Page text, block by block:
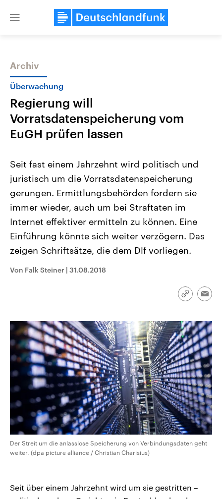
Close
Themen
Aktuelle Beiträge, Analysen und
Wirtschaftlich und militärisch
gehören die Vereinigten Staaten zu
den mächtigsten Ländern der Erde,
mit großem Einfluss auf das
Aktuelle Lage und
Der Überfall der
Terrororganisation Hamas
Oktober 2023 auf Israel
Region wieder die Gewalt
Israel möchte die Hamas
Libanon vom Iran
Sendungen Programm Podcasts
Archiv
Überwachung
Regierung will
Vorratsdatenspeicherung vom
EuGH prüfen lassen
Seit fast einem Jahrzehnt wird politisch und
juristisch um die Vorratsdatenspeicherung
gerungen. Ermittlungsbehörden fordern sie
immer wieder, auch um bei Straftaten im
Internet effektiver ermitteln zu können. Eine
Einführung könnte sich weiter verzögern. Das
zeigen Schriftsätze, die dem Dlf vorliegen.
Von Falk Steiner | 31.08.2018
Link
Der Streit um die anlasslose Speicherung von Verbindungsdaten geht
weiter. (dpa picture alliance / Christian Charisius)
Seit über einem Jahrzehnt wird um sie gestritten –